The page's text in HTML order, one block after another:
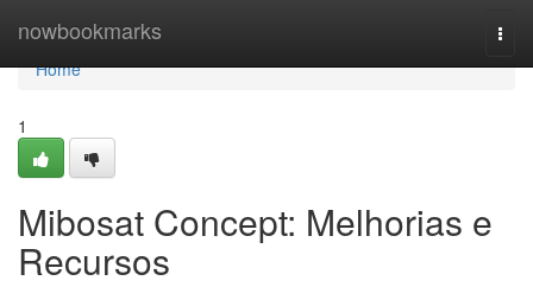
nowbookmarks
Home
Home
1
Mibosat Concept: Melhorias e
Recursos